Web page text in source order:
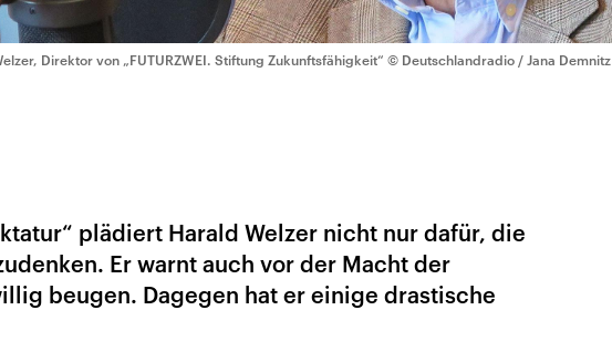
Direktor von „FUTURZWEI. Stiftung Zukunftsfähigkeit“ © Deutschlandradio / Jana Demnitz
plädiert Harald Welzer nicht nur dafür, die
Er warnt auch vor der Macht der
beugen. Dagegen hat er einige drastische